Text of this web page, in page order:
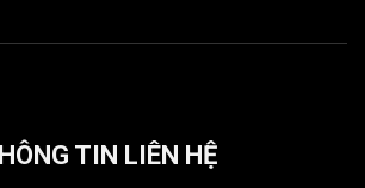
TIN LIÊN HỆ